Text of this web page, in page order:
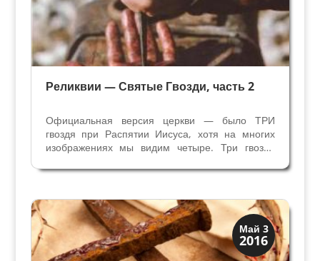
Реликвии — Святые Гвозди, часть 2
Официальная версия церкви — было ТРИ
гвоздя при Распятии Иисуса, хотя на многих
изображениях мы видим четыре. Три гвоздя
соединенных ног — это более современная
изображать ноги, пробитые...
Май 3
2016
Святые и реликвии
Традиции